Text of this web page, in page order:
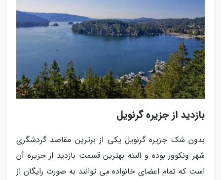
بازدید از جزیره گرنویل
بدون شک جزیره گرنویل یکی از برترین مقاصد گردشگری
شهر ونکوور بوده و البته بهترین قسمت بازدید از جزیره آن
است که تمام اعضای خانواده می توانند به صورت رایگان از